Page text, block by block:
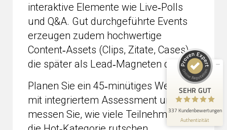
interaktive Elemente wie Live‑Polls
und Q&A. Gut durchgeführte Events
erzeugen zudem hochwertige
Content‑Assets (Clips, Zitate, Cases),
die später als Lead‑Magneten dienen.
Planen Sie ein 45‑minütiges Webinar
mit integriertem Assessment und
messen Sie, wie viele Teilnehmer in
SEHR GUT
337 Kundenbewertungen
Authentizität
98%
SEHR GUT
4,91 / 5,00
198
Bewertungen auf
ProvenExpert.com
139
anderen Quellen
Blick aufs ProvenExpert-Profil werfen
3.8.2026